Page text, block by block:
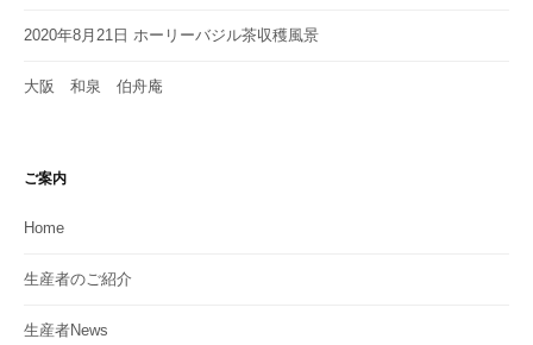
2020年8月21日 ホーリーバジル茶収穫風景
大阪 和泉 伯舟庵
ご案内
Home
生産者のご紹介
生産者News